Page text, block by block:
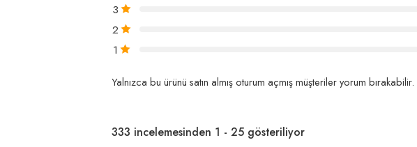
3
2
1
Yalnızca bu ürünü satın almış oturum açmış müşteriler yorum bırakabilir.
333 incelemesinden 1 - 25 gösteriliyor